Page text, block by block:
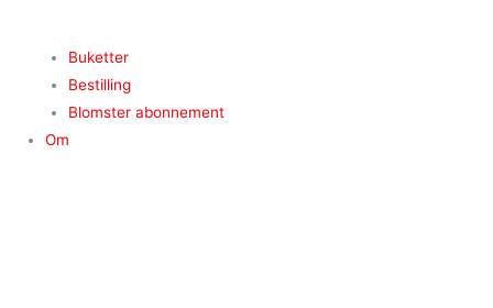
Buketter
Bestilling
Blomster abonnement
Om